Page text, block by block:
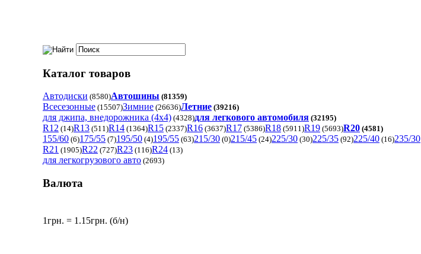
Каталог товаров
Автодиски (8580)Автошины (81359)
Всесезонные (15507)Зимние (26636)Летние (39216)
для джипа, внедорожника (4x4) (4328)для легкового автомобиля (32195)
R12 (14)R13 (511)R14 (1364)R15 (2337)R16 (3637)R17 (5386)R18 (5911)R19 (5693)R20 (4581)
155/60 (6)175/55 (7)195/50 (4)195/55 (63)215/30 (0)215/45 (24)225/30 (30)225/35 (92)225/40 (16)235/30
R21 (1905)R22 (727)R23 (116)R24 (13)
для легкогрузового авто (2693)
Валюта
1грн. = 1.15грн. (б/н)